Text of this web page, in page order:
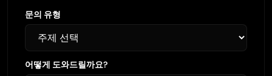
문의 유형
어떻게 도와드릴까요?